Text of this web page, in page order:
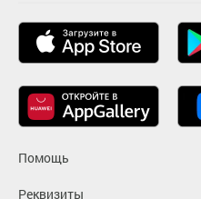
Помощь
Реквизиты